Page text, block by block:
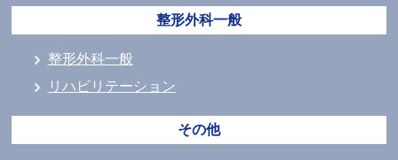
整形外科一般
整形外科一般
リハビリテーション
その他